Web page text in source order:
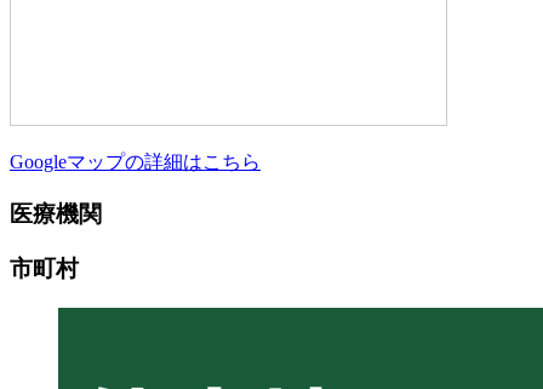
Googleマップの詳細はこちら
医療機関
市町村